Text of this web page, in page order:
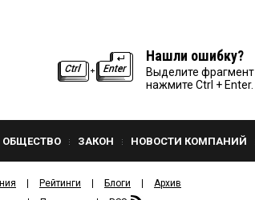
Нашли ошибку?
Выделите фрагмент
нажмите Ctrl + Enter.
ОБЩЕСТВО ЗАКОН НОВОСТИ КОМПАНИЙ
Рейтинги Блоги
Архив